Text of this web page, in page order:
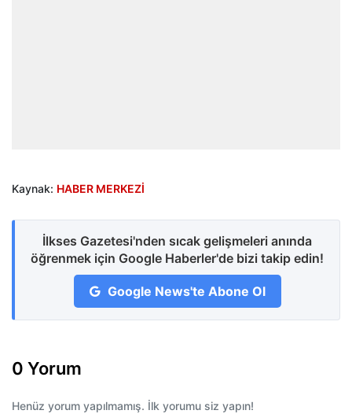
Kaynak: HABER MERKEZİ
İlkses Gazetesi'nden sıcak gelişmeleri anında
öğrenmek için Google Haberler'de bizi takip edin!
Google News'te Abone Ol
0 Yorum
Henüz yorum yapılmamış. İlk yorumu siz yapın!